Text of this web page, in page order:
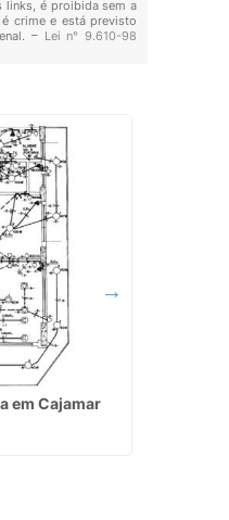
links, é proibida sem a
crime e está previsto
– Lei n° 9.610-98
em Cajamar